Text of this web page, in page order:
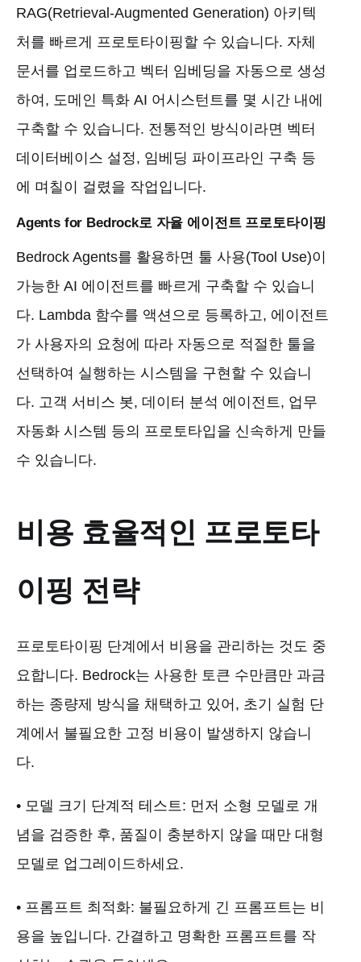
RAG(Retrieval-Augmented Generation) 아키텍
처를 빠르게 프로토타이핑할 수 있습니다. 자체
문서를 업로드하고 벡터 임베딩을 자동으로 생성
하여, 도메인 특화 AI 어시스턴트를 몇 시간 내에
구축할 수 있습니다. 전통적인 방식이라면 벡터
데이터베이스 설정, 임베딩 파이프라인 구축 등
에 며칠이 걸렸을 작업입니다.
Agents for Bedrock로 자율 에이전트 프로토타이핑
Bedrock Agents를 활용하면 툴 사용(Tool Use)이
가능한 AI 에이전트를 빠르게 구축할 수 있습니
다. Lambda 함수를 액션으로 등록하고, 에이전트
가 사용자의 요청에 따라 자동으로 적절한 툴을
선택하여 실행하는 시스템을 구현할 수 있습니
다. 고객 서비스 봇, 데이터 분석 에이전트, 업무
자동화 시스템 등의 프로토타입을 신속하게 만들
수 있습니다.
비용 효율적인 프로토타
이핑 전략
프로토타이핑 단계에서 비용을 관리하는 것도 중
요합니다. Bedrock는 사용한 토큰 수만큼만 과금
하는 종량제 방식을 채택하고 있어, 초기 실험 단
계에서 불필요한 고정 비용이 발생하지 않습니
다.
• 모델 크기 단계적 테스트: 먼저 소형 모델로 개
념을 검증한 후, 품질이 충분하지 않을 때만 대형
모델로 업그레이드하세요.
• 프롬프트 최적화: 불필요하게 긴 프롬프트는 비
용을 높입니다. 간결하고 명확한 프롬프트를 작